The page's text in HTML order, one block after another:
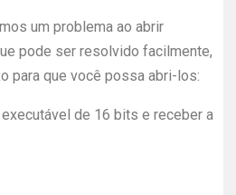
um problema ao abrir
pode ser resolvido facilmente,
para que você possa abri-los:
de 16 bits e receber a